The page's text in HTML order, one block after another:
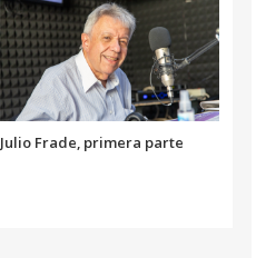
Julio Frade, primera parte